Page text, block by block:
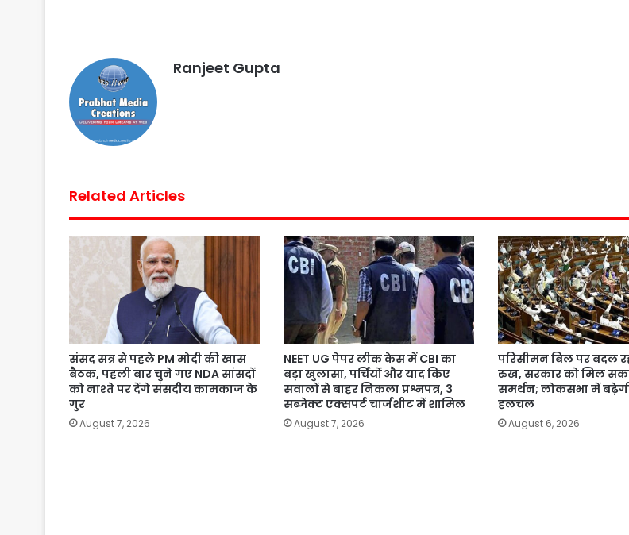
o
o
k
e
r
p
p
r
Ranjeet Gupta
Related Articles
संसद सत्र से पहले PM मोदी की खास
बैठक, पहली बार चुने गए NDA सांसदों
को नाश्ते पर देंगे संसदीय कामकाज के
गुर
August 7, 2026
NEET UG पेपर लीक केस में CBI का
बड़ा खुलासा, पर्चियों और याद किए
सवालों से बाहर निकला प्रश्नपत्र, 3
सब्जेक्ट एक्सपर्ट चार्जशीट में शामिल
August 7, 2026
परिसीमन बिल पर बदल
रुख, सरकार को मिल
समर्थन; लोकसभा में
हलचल
August 6, 2026